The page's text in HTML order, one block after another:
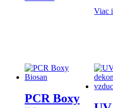
Viac
PCR Boxy